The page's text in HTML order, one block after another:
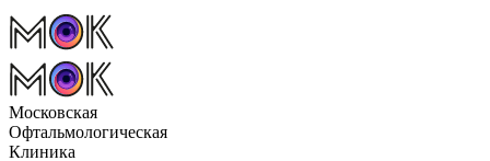
Московская
Офтальмологическая
Клиника